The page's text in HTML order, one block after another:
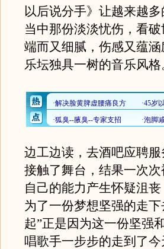
以后说分手》让越来越
当中那份淡淡忧伤，看
端而又细腻，伤感又蕴
乐坛独具一树的音乐风格
边工边读，去酒吧应聘
接触了舞台，结果一次
自己的能力产生怀疑沮
为了一份梦想坚强的走
起”正是因为这一份坚强
唱歌手一步步的走到了